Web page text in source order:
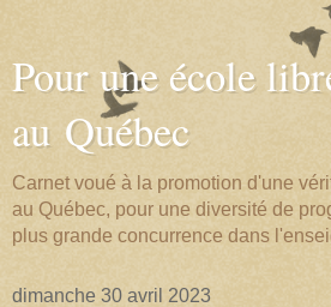
Pour une école
au Québec
Carnet voué à la promotion d'une
au Québec, pour une diversité de
plus grande concurrence dans
dimanche 30 avril 2023